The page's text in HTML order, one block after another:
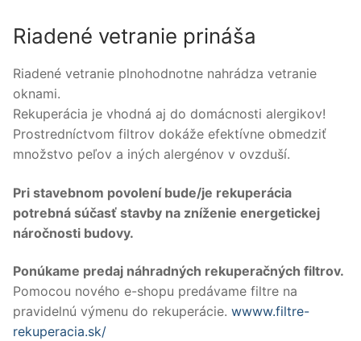
Riadené vetranie prináša
Riadené vetranie plnohodnotne nahrádza vetranie
oknami.
Rekuperácia je vhodná aj do domácnosti alergikov!
Prostredníctvom filtrov dokáže efektívne obmedziť
množstvo peľov a iných alergénov v ovzduší.
Pri stavebnom povolení bude/je rekuperácia
potrebná súčasť stavby na zníženie energetickej
náročnosti budovy.
Ponúkame predaj náhradných rekuperačných filtrov.
Pomocou nového e-shopu predávame filtre na
pravidelnú výmenu do rekuperácie. wwww.filtre-
rekuperacia.sk/